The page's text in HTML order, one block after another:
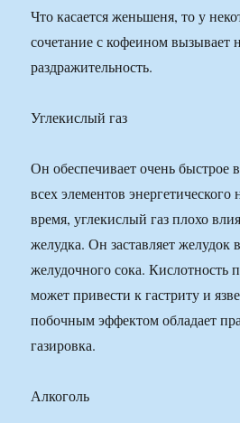
Что касается женьшеня, то у
сочетание с кофеином вызывает
раздражительность.
Углекислый газ
Он обеспечивает очень быстрое
всех элементов
время, углекислый газ плохо
желудка. Он заставляет желудок
желудочного сока. Кислотность
может привести к гастриту и
побочным эффектом обладает
газировка.
Алкоголь